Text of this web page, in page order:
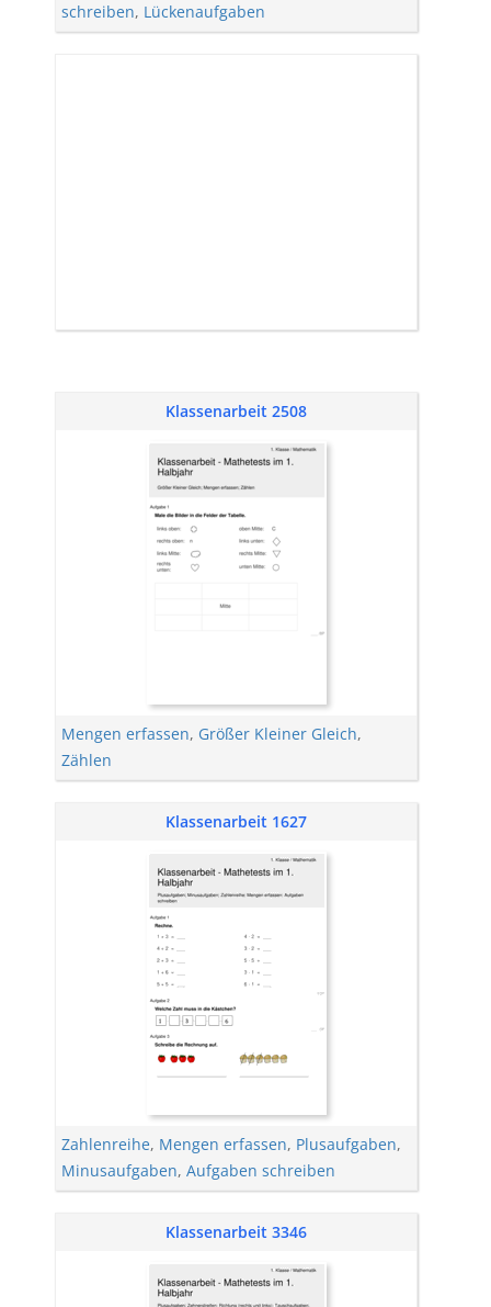
schreiben, Lückenaufgaben
Klassenarbeit 2508
Mengen erfassen, Größer Kleiner Gleich,
Zählen
Klassenarbeit 1627
Zahlenreihe, Mengen erfassen, Plusaufgaben,
Minusaufgaben, Aufgaben schreiben
Klassenarbeit 3346